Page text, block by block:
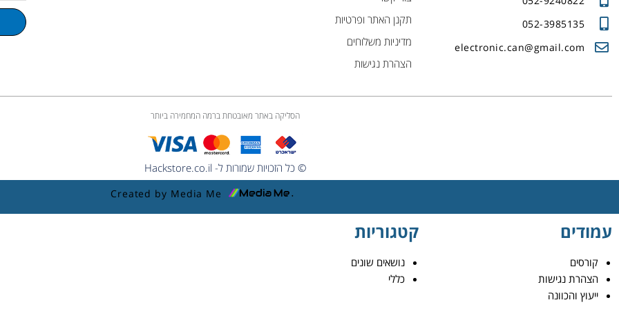
052-3985135
electronic.can@gmail.com
תקנן האתר ופרטיות
מדיניות משלוחים
הצהרת נגישות
הסליקה באתר מאובטחת ברמה המחמירה ביותר
© כל הזכויות שמורות ל- Hackstore.co.il
Created by Media Me
עמודים
קורסים
הצהרת נגישות
ייעוץ והכוונה
קטגוריות
נושאים שונים
כללי